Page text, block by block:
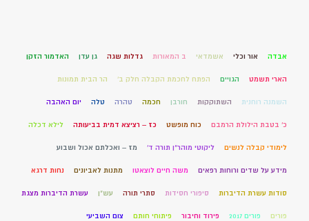
אבדה אור וכלי אשמדאי ב המאורות גדלות שגה גן עדן האדמור הזקן
הארי תשמט הגויים הפתח לחכמת הקבלה חלק ב' הר הבית תמונות
השמנה רוחנית השתוקקות חורבן חכמה טהרה טלה יום האהבה
כ' בטבת הילולת הרמבם כוח מופשט כז – רציצא דמית בביעותה לילא דכלה
לימודי קבלה לנשים ליקוטי מוהר"ן תורה ד' מז – ואכלתם אכול ושבוע
מידע על שדים ורוחות רפאים משה חיים לוצאטו מתנות לאביונים נחות דרגא
סודות עשרת הדיברות סיפורי חסידות סתרי תורה עש"ן עשרת הדיברות מצגת
פורים פורים 2017 פירוד וחיבור פיתוחי חותם צום השביעי